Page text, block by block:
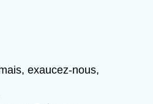
exaucez-nous,